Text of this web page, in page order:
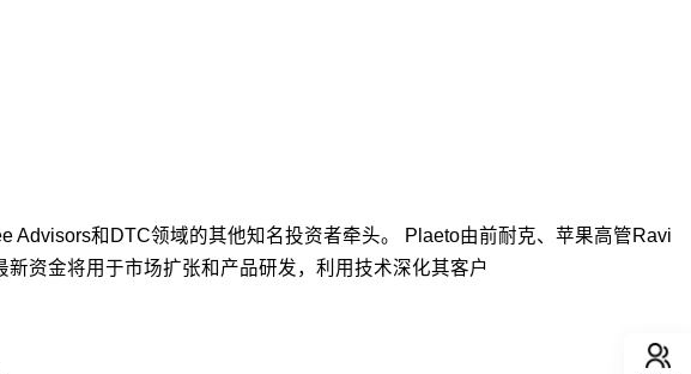
和DTC领域的其他知名投资者牵头。 Plaeto由前耐克、苹果高管Ravi
资金将用于市场扩张和产品研发，利用技术深化其客户